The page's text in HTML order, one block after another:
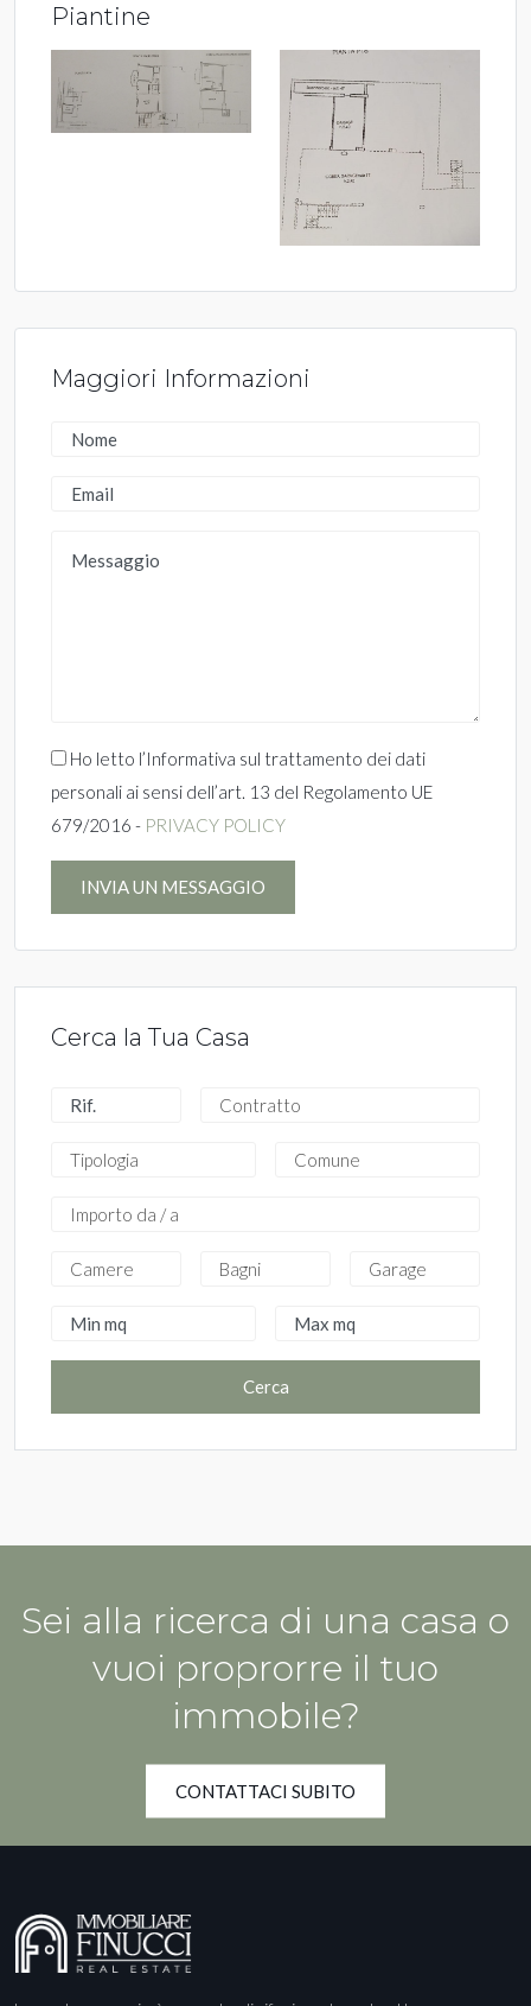
Piantine
Maggiori Informazioni
Ho letto l’Informativa sul trattamento dei dati
personali ai sensi dell’art. 13 del Regolamento UE
679/2016 - PRIVACY POLICY
INVIA UN MESSAGGIO
Cerca la Tua Casa
Cerca
Sei alla ricerca di una casa o
vuoi proprorre il tuo
immobile?
CONTATTACI SUBITO